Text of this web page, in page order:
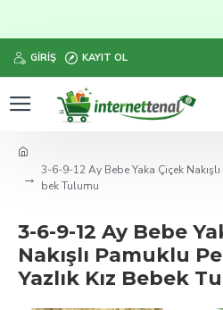
GIRIŞ KAYIT OL
3-6-9-12 Ay Bebe Yaka Çiçek Nakışlı
bek Tulumu
3-6-9-12 Ay Bebe
Nakışlı Pamuklu
Yazlık Kız Bebek